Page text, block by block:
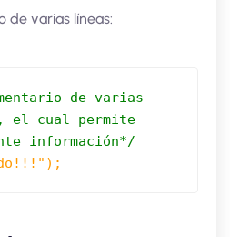
de varias líneas:
de varias
el cual permite
información*/